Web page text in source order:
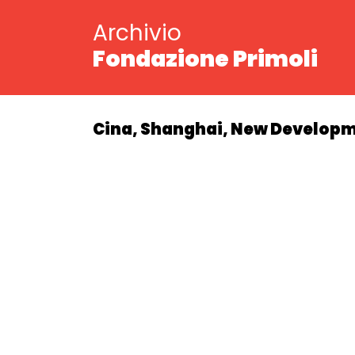
Archivio
Fondazione Primoli
Cina, Shanghai, New